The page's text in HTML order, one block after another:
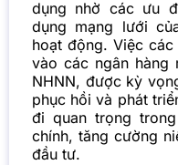
dụng nhờ các ưu
dụng mạng lưới
hoạt động. Việc
vào các ngân
NHNN, được kỳ
phục hồi và phát
đi quan trọng
chính, tăng cường
đầu tư.